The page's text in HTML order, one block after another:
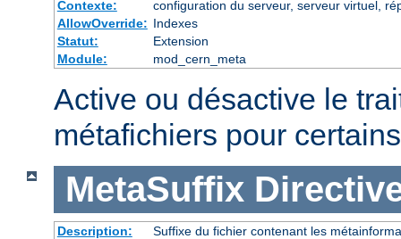
Contexte:
configuration du serveur, serveur virtuel,
AllowOverride: Indexes
Statut:
Extension
Module:
mod_cern_meta
Active ou désactive le
métafichiers pour
MetaSuffix
Description:
Suffixe du fichier contenant les